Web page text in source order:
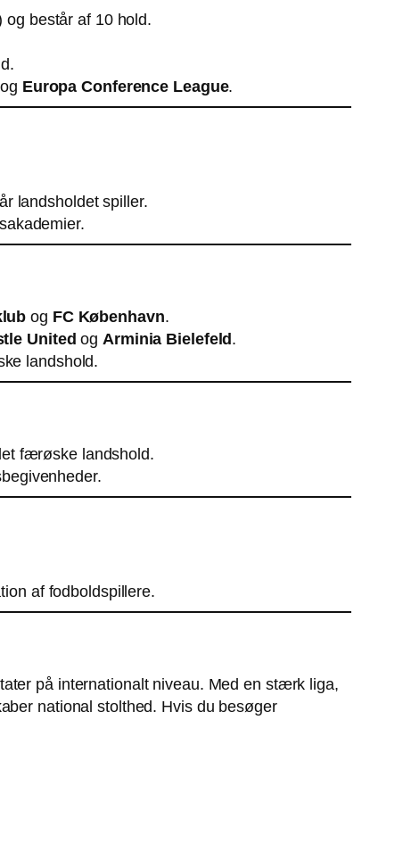
og består af 10 hold.
og Europa Conference League.
landsholdet spiller.
og FC København.
United ogArminia Bielefeld .
landshold.
færøske landshold.
af fodboldspillere.
på internationalt niveau. Med en stærk liga,
national stolthed. Hvis du besøger